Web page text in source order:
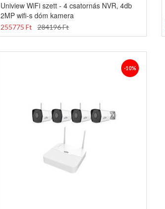
Uniview WiFi szett - 4 csatornás NVR, 4db
2MP wifi-s dóm kamera
255775 Ft 284196 Ft
-10%